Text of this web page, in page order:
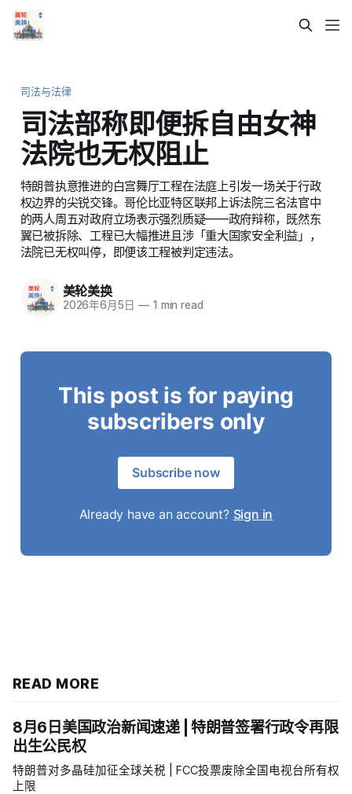
司法与法律
司法部称即便拆自由女神
法院也无权阻止
特朗普执意推进的白宫舞厅工程在法庭上引发一场关于行政
权边界的尖锐交锋。哥伦比亚特区联邦上诉法院三名法官中
的两人周五对政府立场表示强烈质疑——政府辩称，既然东
翼已被拆除、工程已大幅推进且涉「重大国家安全利益」，
法院已无权叫停，即便该工程被判定违法。
美轮美换
2026年6月5日 —1 min read
This post is for paying
subscribers only
Subscribe now
Already have an account? Sign in
READ MORE
8月6日美国政治新闻速递 | 特朗普签署行政令再限
出生公民权
特朗普对多晶硅加征全球关税 | FCC投票废除全国电视台所有权
上限